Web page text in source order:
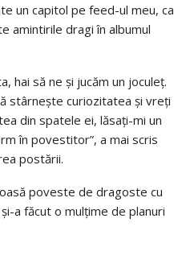
un capitol pe feed-ul meu, ca
amintirile dragi în albumul
hai să ne și jucăm un joculeț.
stârnește curiozitatea și vreți
din spatele ei, lăsați-mi un
în povestitor”, a mai scris
postării.
poveste de dragoste cu
a făcut o mulțime de planuri